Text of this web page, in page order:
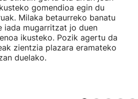
gomendioa egin du
Milaka betaurreko banatu
iada mugarritzat jo duen
ikusteko. Pozik agertu da
zientzia plazara eramateko
duelako.